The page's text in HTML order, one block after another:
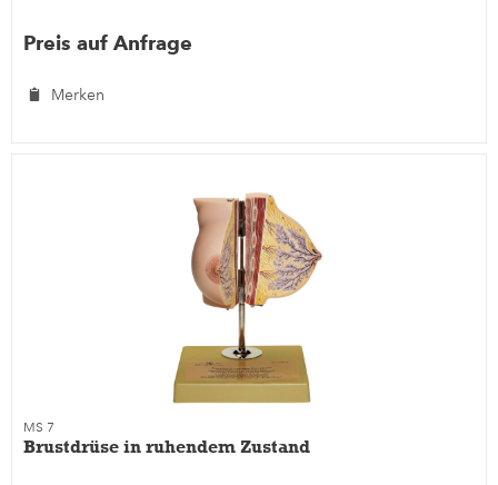
Preis auf Anfrage
Merken
MS 7
Brustdrüse in ruhendem Zustand